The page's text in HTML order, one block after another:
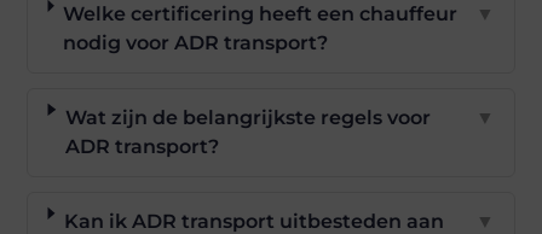
Welke certificering heeft een chauffeur
nodig voor ADR transport?
▼
Wat zijn de belangrijkste regels voor
ADR transport?
▼
Kan ik ADR transport uitbesteden aan
▼